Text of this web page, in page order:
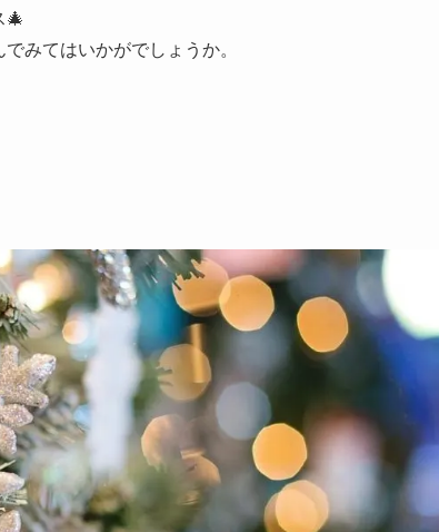
🎄
みてはいかがでしょうか。